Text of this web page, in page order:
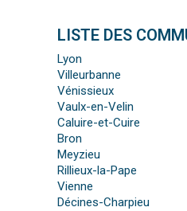
LISTE DES
Lyon
Villeurbanne
Vénissieux
Vaulx-en-Velin
Caluire-et-Cuire
Bron
Meyzieu
Rillieux-la-Pape
Vienne
Décines-Charpieu